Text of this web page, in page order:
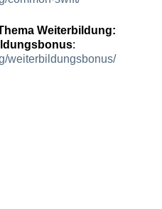
Weiterbildung:
:
weiterbildungsbonus/